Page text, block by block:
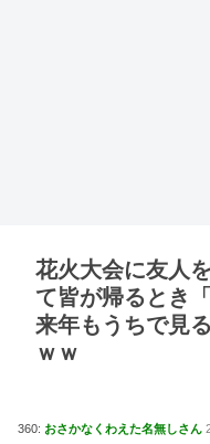
花火大会に友人
て皆が帰るとき
来年もうちで見
ｗｗ
360: おさかなくわえた名無しさん